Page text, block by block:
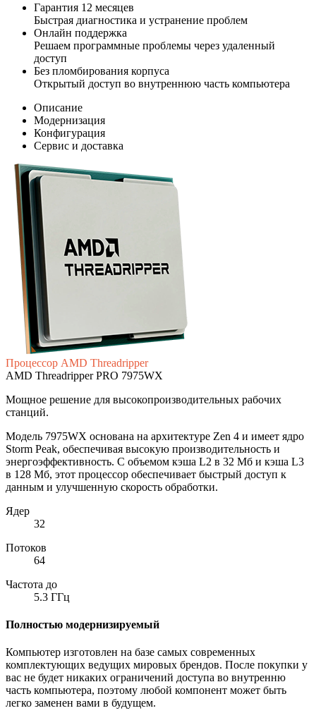
Гарантия 12 месяцев
Быстрая диагностика и устранение проблем
Онлайн поддержка
Решаем программные проблемы через удаленный
доступ
Без пломбирования корпуса
Открытый доступ во внутреннюю часть компьютера
Описание
Модернизация
Конфигурация
Сервис и доставка
Процессор AMD Threadripper
AMD Threadripper PRO 7975WX
Мощное решение для высокопроизводительных рабочих
станций.
Модель 7975WX основана на архитектуре Zen 4 и имеет ядро
Storm Peak, обеспечивая высокую производительность и
энергоэффективность. С объемом кэша L2 в 32 Мб и кэша L3
в 128 Мб, этот процессор обеспечивает быстрый доступ к
данным и улучшенную скорость обработки.
Ядер
32
Потоков
64
Частота до
5.3 ГГц
Полностью модернизируемый
Компьютер изготовлен на базе самых современных
комплектующих ведущих мировых брендов. После покупки у
вас не будет никаких ограничений доступа во внутренню
часть компьютера, поэтому любой компонент может быть
легко заменен вами в будущем.